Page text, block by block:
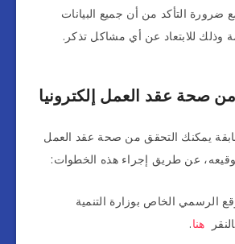
ضرورة التأكد من أن جميع البيانات
وذلك للابتعاد عن أي مشاكل تذكر.
صحة عقد العمل إلكترونيا
يمكنك التحقق من صحة عقد العمل
عن طريق إجراء هذه الخطوات:
الرسمي الخاص بوزارة التنمية
هنا.